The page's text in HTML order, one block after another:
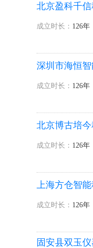
北京盈科千
成立时长： 126年
深圳市海恒
成立时长： 126年
北京博古培
成立时长： 126年
上海方仓智
成立时长： 126年
固安县双玉